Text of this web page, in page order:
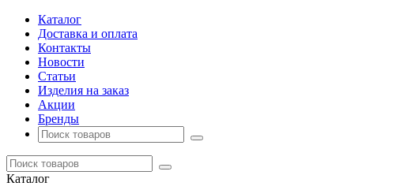
Каталог
Доставка и оплата
Контакты
Новости
Статьи
Изделия на заказ
Акции
Бренды
Каталог